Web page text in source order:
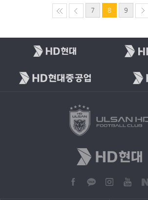
7 8 9